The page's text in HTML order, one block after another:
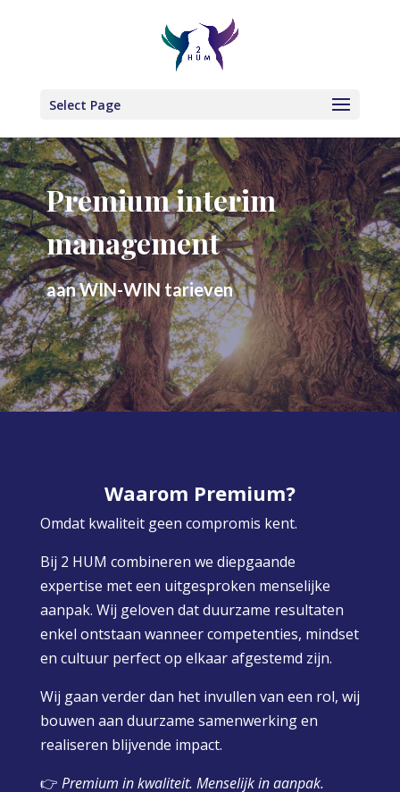
Select Page
Premium interim
management
aan WIN-WIN tarieven
Waarom Premium?
Omdat kwaliteit geen compromis kent.
Bij 2 HUM combineren we diepgaande
expertise met een uitgesproken menselijke
aanpak. Wij geloven dat duurzame resultaten
enkel ontstaan wanneer competenties, mindset
en cultuur perfect op elkaar afgestemd zijn.
Wij gaan verder dan het invullen van een rol, wij
bouwen aan duurzame samenwerking en
realiseren blijvende impact.
👉 Premium in kwaliteit. Menselijk in aanpak.